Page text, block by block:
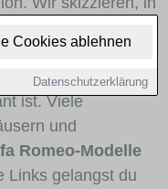
Cookies ablehnen
Datenschutzerklärung
stark vertreten
Stadt- und
für welche
ist. Viele
und
Romeo-Modelle
Links gelangst du